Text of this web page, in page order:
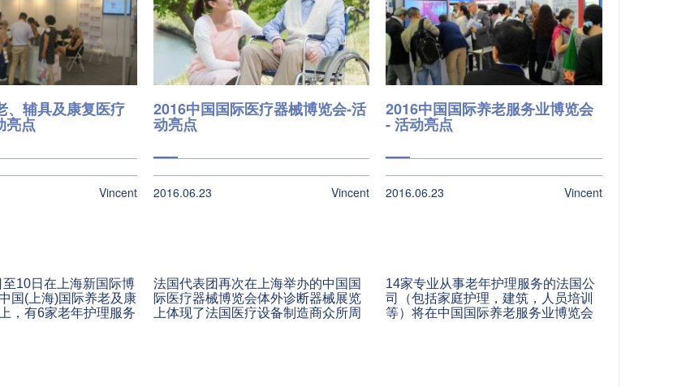
、辅具及康复医疗
亮点
Vincent
10日在上海新国际博
国(上海)国际养老及康
，有6家老年护理服务
2016中国国际医疗器械博览会-活
动亮点
2016.06.23 Vincent
法国代表团再次在上海举办的中国国
际医疗器械博览会体外诊断器械展览
上体现了法国医疗设备制造商众所周
2016中国国际养老服务业博览会
- 活动亮点
2016.06.23 Vincent
14家专业从事老年护理服务的法国公
司（包括家庭护理，建筑，人员培训
等）将在中国国际养老服务业博览会